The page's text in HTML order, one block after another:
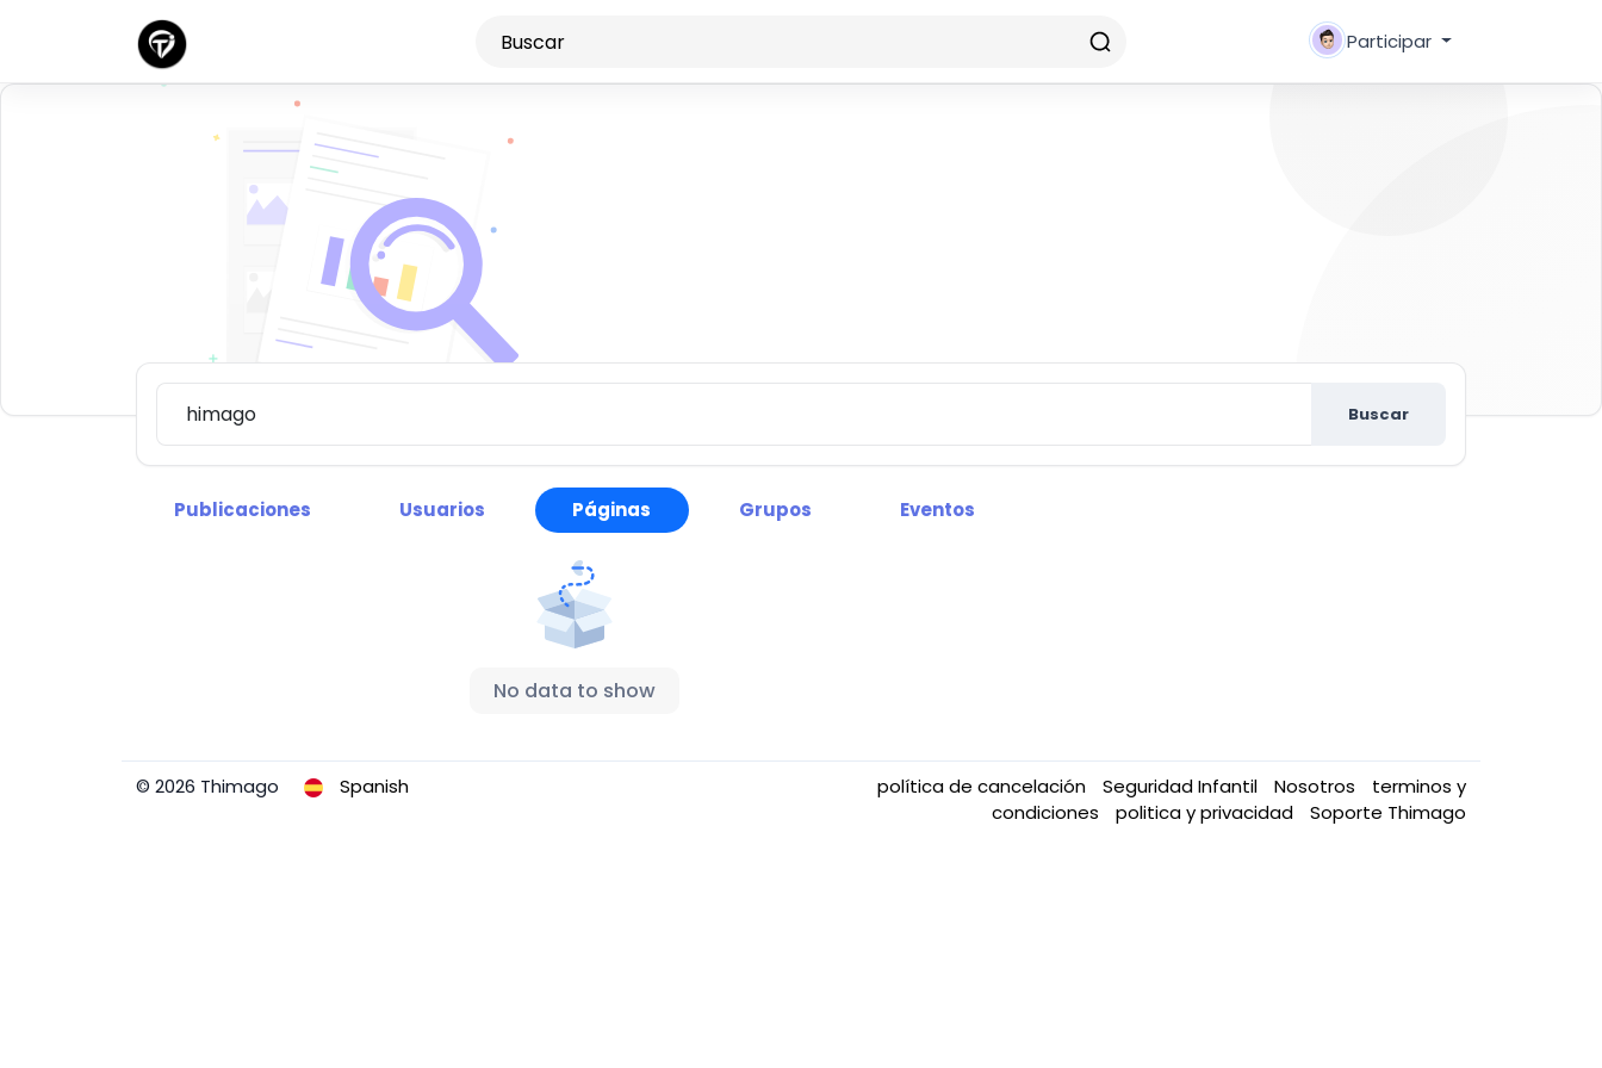
Participar
Descubre nuevas personas, crear nuevas conexiones y hacer nuevos amigos
Buscar
Publicaciones Usuarios Páginas Grupos Eventos
No data to show
© 2026 Thimago Spanish política de cancelación Seguridad Infantil Nosotros
terminos y
condiciones
politica y privacidad Soporte Thimago